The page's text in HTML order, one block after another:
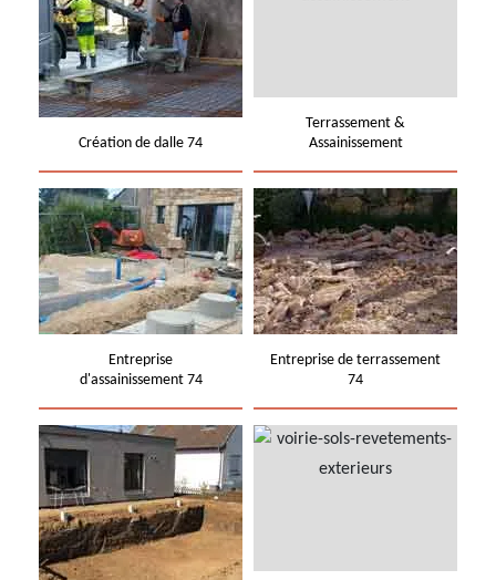
Création de dalle 74
Terrassement &
Assainissement
Entreprise
d'assainissement 74
Entreprise de terrassement
74